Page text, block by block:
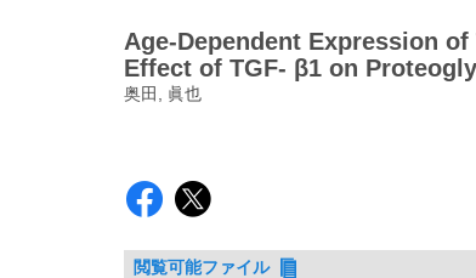
Age-Dependent Expression
Effect of TGF- β1 on
奥田, 眞也
閲覧可能ファイル